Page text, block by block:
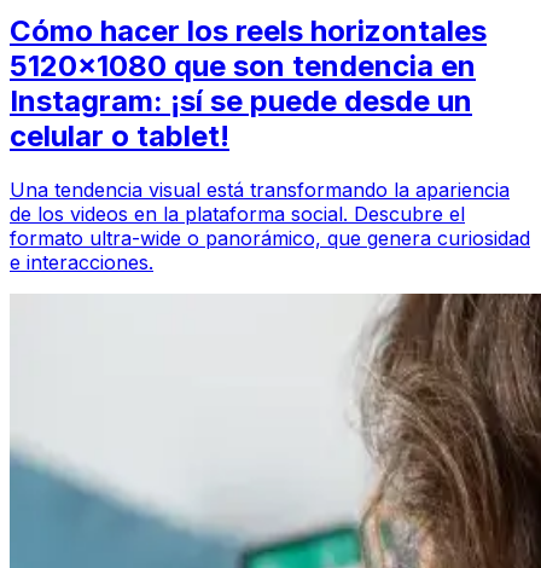
Cómo hacer los reels horizontales
5120x1080 que son tendencia en
Instagram: ¡sí se puede desde un
celular o tablet!
Una tendencia visual está transformando la apariencia
de los videos en la plataforma social. Descubre el
formato ultra-wide o panorámico, que genera curiosidad
e interacciones.